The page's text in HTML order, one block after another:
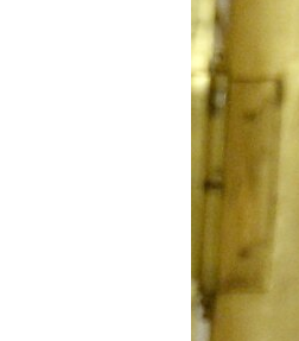
УКРАЇНСЬКА ПРОБЛЕМА КРИМУ